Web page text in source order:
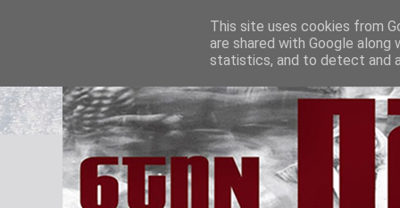
This site uses cookies from
are shared with Google
statistics, and to detect and